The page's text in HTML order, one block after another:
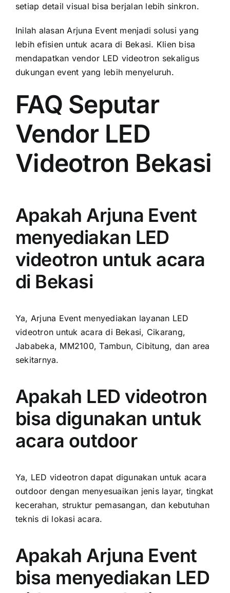
setiap detail visual bisa berjalan lebih sinkron.
Inilah alasan Arjuna Event menjadi solusi yang
lebih efisien untuk acara di Bekasi. Klien bisa
mendapatkan vendor LED videotron sekaligus
dukungan event yang lebih menyeluruh.
FAQ Seputar
Vendor LED
Videotron Bekasi
Apakah Arjuna Event
menyediakan LED
videotron untuk acara
di Bekasi
Ya, Arjuna Event menyediakan layanan LED
videotron untuk acara di Bekasi, Cikarang,
Jababeka, MM2100, Tambun, Cibitung, dan area
sekitarnya.
Apakah LED videotron
bisa digunakan untuk
acara outdoor
Ya, LED videotron dapat digunakan untuk acara
outdoor dengan menyesuaikan jenis layar, tingkat
kecerahan, struktur pemasangan, dan kebutuhan
teknis di lokasi acara.
Apakah Arjuna Event
bisa menyediakan LED